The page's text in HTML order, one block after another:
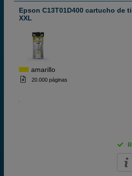
Epson C13T01D400 cartucho de
XXL
amarillo
20.000 páginas